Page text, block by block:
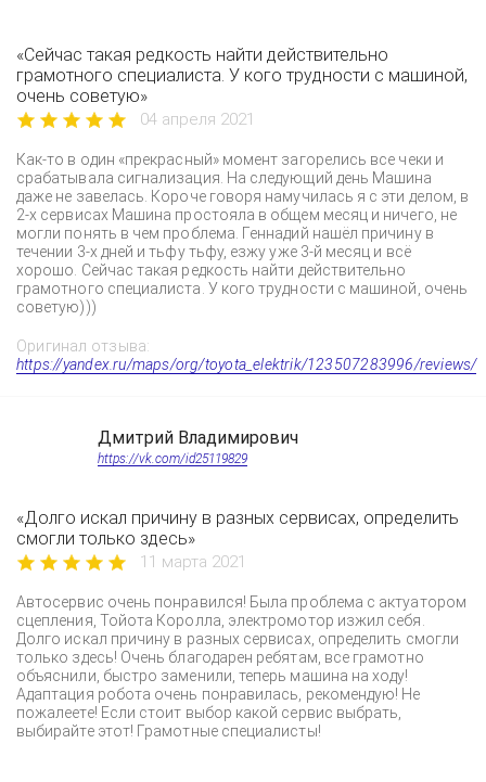
«Сейчас такая редкость найти действительно
грамотного специалиста. У кого трудности с машиной,
очень советую»
04 апреля 2021
Как-то в один «прекрасный» момент загорелись все чеки и
срабатывала сигнализация. На следующий день Машина
даже не завелась. Короче говоря намучилась я с эти делом, в
2-х сервисах Машина простояла в общем месяц и ничего, не
могли понять в чем проблема. Геннадий нашёл причину в
течении 3-х дней и тьфу тьфу, езжу уже 3-й месяц и всё
хорошо. Сейчас такая редкость найти действительно
грамотного специалиста. У кого трудности с машиной, очень
советую)))
Оригинал отзыва:
https://yandex.ru/maps/org/toyota_elektrik/123507283996/reviews/
Дмитрий Владимирович
https://vk.com/id25119829
«Долго искал причину в разных сервисах, определить
смогли только здесь»
11 марта 2021
Автосервис очень понравился! Была проблема с актуатором
сцепления, Тойота Королла, электромотор изжил себя.
Долго искал причину в разных сервисах, определить смогли
только здесь! Очень благодарен ребятам, все грамотно
объяснили, быстро заменили, теперь машина на ходу!
Адаптация робота очень понравилась, рекомендую! Не
пожалеете! Если стоит выбор какой сервис выбрать,
выбирайте этот! Грамотные специалисты!